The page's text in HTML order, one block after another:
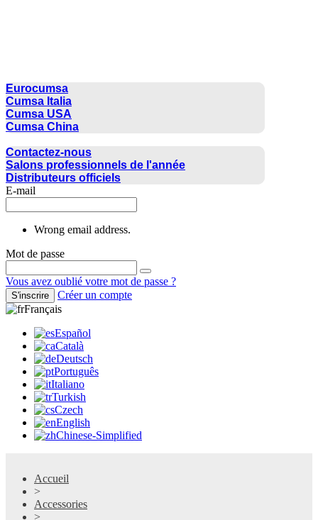
Eurocumsa
Cumsa Italia
Cumsa USA
Cumsa China
Contactez-nous
Salons professionnels de l'année
Distributeurs officiels
E-mail
Wrong email address.
Mot de passe
Vous avez oublié votre mot de passe ?
S'inscrire
Créer un compte
Français
Español
Català
Deutsch
Português
Italiano
Turkish
Czech
English
Chinese-Simplified
Accueil
>
Accessories
>